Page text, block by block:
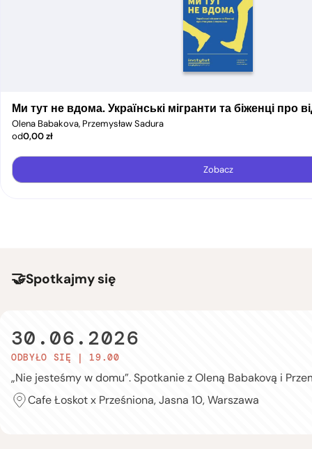
Ми тут не вдома. Українські мігранти та біженці про
Olena Babakova, Przemysław Sadura
od0,00zł
Zobacz
Spotkajmy się
30.06.2026
ODBYŁO SIĘ | 19.00
„Nie jesteśmy w domu”. Spotkanie z Oleną Babakovą i
Cafe Łoskot x Prześniona, Jasna 10, Warszawa